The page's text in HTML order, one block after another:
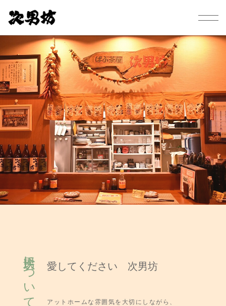
次男坊について 愛してください 次男坊
アットホームな雰囲気を大切にしながら、